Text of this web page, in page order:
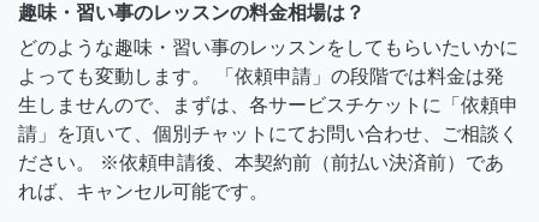
趣味・習い事のレッスンの料金相場は？
どのような趣味・習い事のレッスンをしてもらいたいかに
よっても変動します。 「依頼申請」の段階では料金は発
生しませんので、まずは、各サービスチケットに「依頼申
請」を頂いて、個別チャットにてお問い合わせ、ご相談く
ださい。 ※依頼申請後、本契約前（前払い決済前）であ
れば、キャンセル可能です。